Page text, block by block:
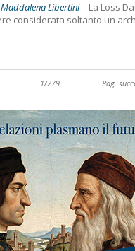
Libertini - La Loss
considerata soltanto un
1/279 Pag.